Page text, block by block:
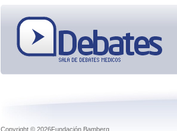
Copyright © 2026Fundación Bamberg